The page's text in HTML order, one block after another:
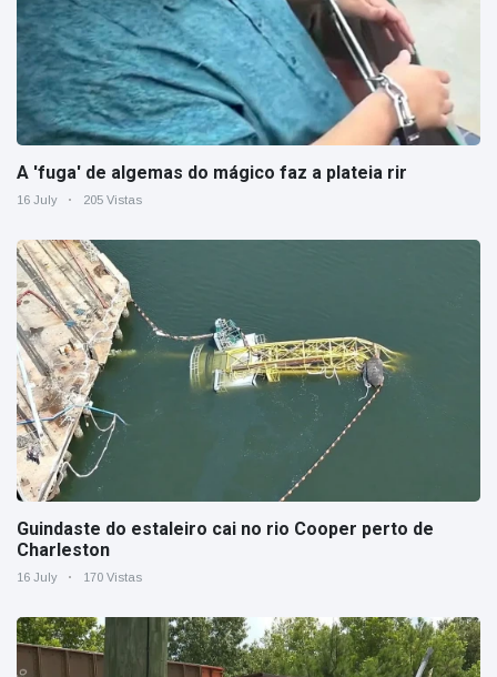
A 'fuga' de algemas do mágico faz a plateia rir
16 July 205 Vistas
Guindaste do estaleiro cai no rio Cooper perto de
Charleston
16 July 170 Vistas